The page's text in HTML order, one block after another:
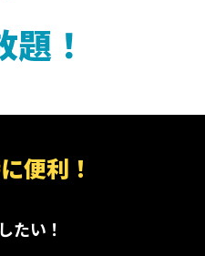
題！
便利！
たい！